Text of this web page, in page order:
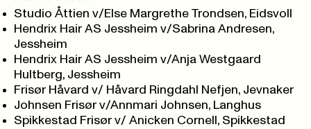
Studio Åttien v/Else Margrethe Trondsen, Eidsvoll
Hendrix Hair AS Jessheim v/Sabrina Andresen,
Jessheim
Hendrix Hair AS Jessheim v/Anja Westgaard
Hultberg, Jessheim
Frisør Håvard v/ Håvard Ringdahl Nefjen, Jevnaker
Johnsen Frisør v/Annmari Johnsen, Langhus
Spikkestad Frisør v/ Anicken Cornell, Spikkestad